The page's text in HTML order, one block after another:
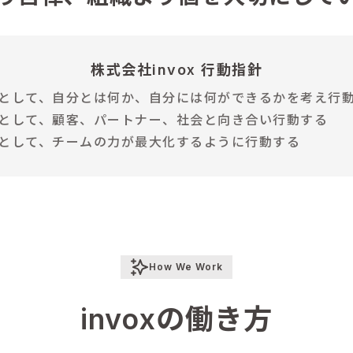
株式会社invox 行動指針
して、自分とは何か、自分には何ができるかを考え行
して、顧客、パートナー、社会と向き合い行動する
して、チームの力が最大化するように行動する
How We Work
invoxの働き方